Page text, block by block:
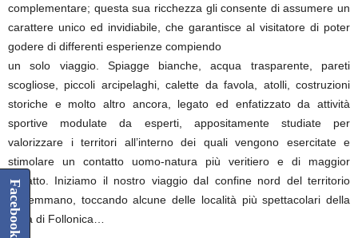
complementare; questa sua ricchezza gli consente di assumere un
carattere unico ed invidiabile, che garantisce al visitatore di poter
godere di differenti esperienze compiendo
un solo viaggio. Spiagge bianche, acqua trasparente, pareti
scogliose, piccoli arcipelaghi, calette da favola, atolli, costruzioni
storiche e molto altro ancora, legato ed enfatizzato da attività
sportive modulate da esperti, appositamente studiate per
valorizzare i territori all’interno dei quali vengono esercitate e
stimolare un contatto uomo-natura più veritiero e di maggior
impatto. Iniziamo il nostro viaggio dal confine nord del territorio
maremmano, toccando alcune delle località più spettacolari della
zona di Follonica…
Facebook